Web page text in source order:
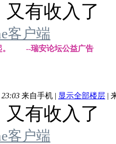
又有收入了
客户端
。 --瑞安论坛公益广告
来自手机 | 显示全部楼层 |
又有收入了
客户端